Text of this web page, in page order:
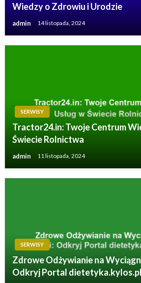
Wiedzy o Zdrowiu i Urodzie
admin 14 listopada, 2024
SERWISY
Tractor24.in: Twoje Centrum
Świecie Rolnictwa
admin 11 listopada, 2024
SERWISY
Zdrowe Odżywianie na
Odkryj Portal dietetyka.kylos.pl